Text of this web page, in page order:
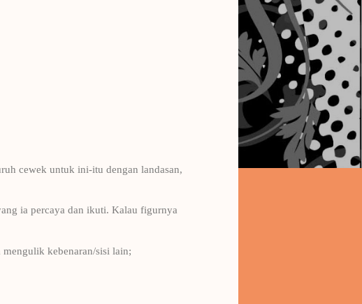
cewek untuk ini-itu dengan landasan,
ia percaya dan ikuti. Kalau figurnya
kebenaran/sisi lain;